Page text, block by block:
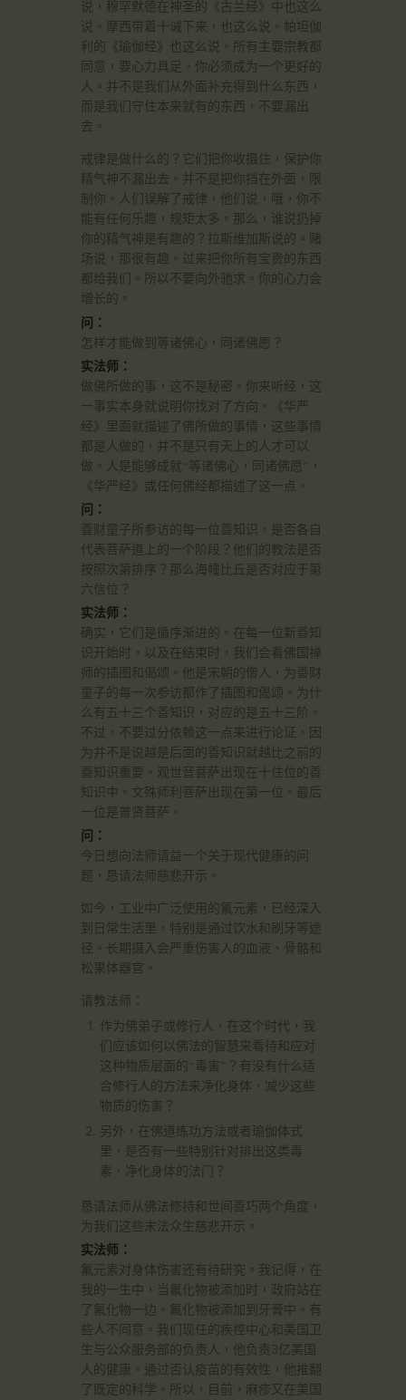
说，穆罕默德在神圣的《古兰经》中也这么
说。摩西带着十诫下来，也这么说。帕坦伽
利的《瑜伽经》也这么说。所有主要宗教都
同意，要心力具足，你必须成为一个更好的
人。并不是我们从外面补充得到什么东西，
而是我们守住本来就有的东西，不要漏出
去。
戒律是做什么的？它们把你收摄住，保护你
精气神不漏出去。并不是把你挡在外面，限
制你。人们误解了戒律，他们说，哦，你不
能有任何乐趣，规矩太多。那么，谁说扔掉
你的精气神是有趣的？拉斯维加斯说的。赌
场说，那很有趣。过来把你所有宝贵的东西
都给我们。所以不要向外驰求。你的心力会
增长的。
问：
怎样才能做到等诸佛心，同诸佛愿？
实法师：
做佛所做的事，这不是秘密。你来听经，这
一事实本身就说明你找对了方向。《华严
经》里面就描述了佛所做的事情，这些事情
都是人做的，并不是只有天上的人才可以
做。人是能够成就“等诸佛心，同诸佛愿”，
《华严经》或任何佛经都描述了这一点。
问：
善财童子所参访的每一位善知识，是否各自
代表菩萨道上的一个阶段？他们的教法是否
按照次第排序？那么海幢比丘是否对应于第
六信位？
实法师：
确实，它们是循序渐进的。在每一位新善知
识开始时，以及在结束时，我们会看佛国禅
师的插图和偈颂。他是宋朝的僧人，为善财
童子的每一次参访都作了插图和偈颂。为什
么有五十三个善知识，对应的是五十三阶。
不过，不要过分依赖这一点来进行论证，因
为并不是说越是后面的善知识就越比之前的
善知识重要。观世音菩萨出现在十住位的善
知识中。文殊师利菩萨出现在第一位。最后
一位是普贤菩萨。
问：
今日想向法师请益一个关于现代健康的问
题，恳请法师慈悲开示。
如今，工业中广泛使用的氟元素，已经深入
到日常生活里，特别是通过饮水和刷牙等途
径。长期摄入会严重伤害人的血液、骨骼和
松果体器官。
请教法师：
作为佛弟子或修行人，在这个时代，我
们应该如何以佛法的智慧来看待和应对
这种物质层面的“毒害”？有没有什么适
合修行人的方法来净化身体，减少这些
物质的伤害？
另外，在佛道练功方法或者瑜伽体式
里，是否有一些特别针对排出这类毒
素、净化身体的法门？
恳请法师从佛法修持和世间善巧两个角度，
为我们这些末法众生慈悲开示。
实法师：
氟元素对身体伤害还有待研究。我记得，在
我的一生中，当氟化物被添加时，政府站在
了氟化物一边。氟化物被添加到牙膏中。有
些人不同意。我们现任的疾控中心和美国卫
生与公众服务部的负责人，他负责3亿美国
人的健康。通过否认疫苗的有效性，他推翻
了既定的科学。所以，目前，麻疹又在美国